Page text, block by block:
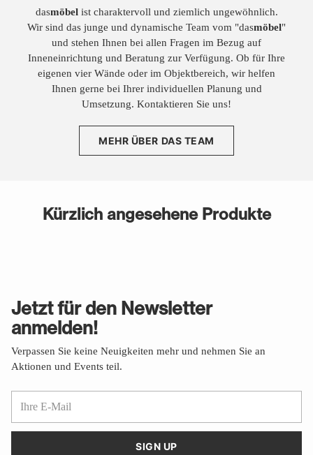
dasmöbelist charaktervoll und ziemlich ungewöhnlich.
Wir sind das junge und dynamische Team vom "dasmöbel"
und stehen Ihnen bei allen Fragen im Bezug auf
Inneneinrichtung und Beratung zur Verfügung. Ob für Ihre
eigenen vier Wände oder im Objektbereich, wir helfen
Ihnen gerne bei Ihrer individuellen Planung und
Umsetzung. Kontaktieren Sie uns!
MEHR ÜBER DAS TEAM
Kürzlich angesehene Produkte
Jetzt für den Newsletter
anmelden!
Verpassen Sie keine Neuigkeiten mehr und nehmen Sie an
Aktionen und Events teil.
SIGN UP